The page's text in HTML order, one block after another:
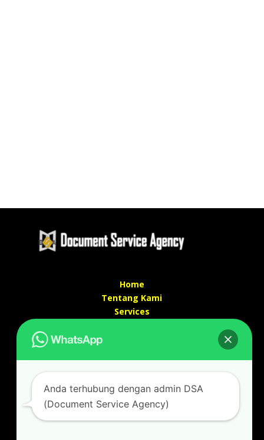
Home
Tentang Kami
Services
Alamat kantor :
Jl Swadaya Pam No 6 Rt 006 Rw 007 Jatinegara,
Cakung, Jakarta Timur 13930
(Dekat Mesjid Al Marzukiyah Swadaya Pam)
No hp/ telpon :087887631193 / 021 48671259
Anda terhubung dengan admin DSA
(Document Service Agency)